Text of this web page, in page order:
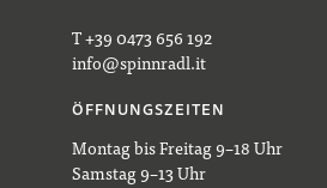
T +39 0473 656 192
info@spinnradl.it
ÖFFNUNGSZEITEN
Montag bis Freitag 9–18 Uhr
Samstag 9–13 Uhr